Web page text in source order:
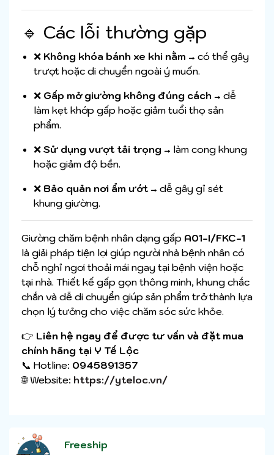
🔹 Các lỗi thường gặp
❌ Không khóa bánh xe khi nằm → có thể gây
trượt hoặc di chuyển ngoài ý muốn.
❌ Gấp mở giường không đúng cách → dễ
làm kẹt khớp gấp hoặc giảm tuổi thọ sản
phẩm.
❌ Sử dụng vượt tải trọng → làm cong khung
hoặc giảm độ bền.
❌ Bảo quản nơi ẩm ướt→ dễ gây gỉ sét
khung giường.
Giường chăm bệnh nhân dạng gấp A01-I/FKC-1
là giải pháp tiện lợi giúp người nhà bệnh nhân có
chỗ nghỉ ngơi thoải mái ngay tại bệnh viện hoặc
tại nhà. Thiết kế gấp gọn thông minh, khung chắc
chắn và dễ di chuyển giúp sản phẩm trở thành lựa
chọn lý tưởng cho việc chăm sóc sức khỏe.
👉 Liên hệ ngay để được tư vấn và đặt mua
chính hãng tại Y Tế Lộc
📞 Hotline: 0945891357
🌐 Website: https://yteloc.vn/
Freeship